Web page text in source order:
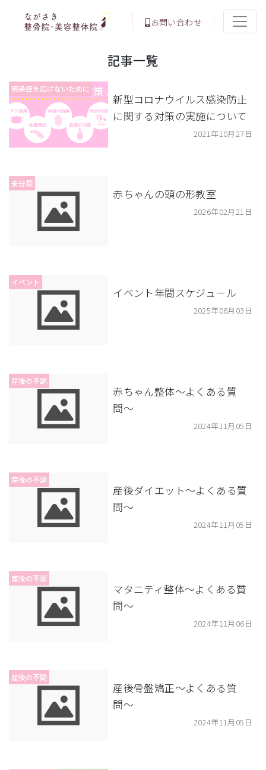
お問い合わせ
記事一覧
感染症を広げないために
新型コロナウイルス感染防止
に関する対策の実施について
2021年10月27日
未分類
赤ちゃんの頭の形教室
2026年02月21日
イベント
イベント年間スケジュール
2025年06月03日
産後の不調
赤ちゃん整体〜よくある質
問〜
2024年11月05日
産後の不調
産後ダイエット〜よくある質
問〜
2024年11月05日
産後の不調
マタニティ整体〜よくある質
問〜
2024年11月06日
産後の不調
産後骨盤矯正〜よくある質
問〜
2024年11月05日